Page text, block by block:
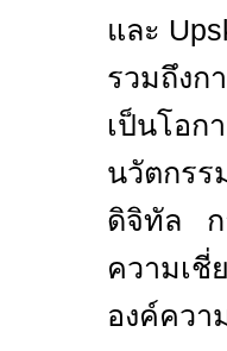
และ
รวมถึง
เป็นโอ
นวัตกร
ดิจิทัล ก
ความเชี่
องค์ควา